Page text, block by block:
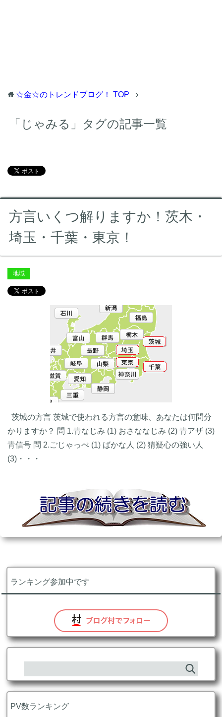
☆金☆のトレンドブログ！ TOP
「じゃみる」タグの記事一覧
方言いくつ解りますか！茨木・
埼玉・千葉・東京！
地域
茨城の方言 茨城で使われる方言の意味、あなたは何問分
かりますか？ 問 1.青なじみ (1) おさななじみ (2) 青アザ (3)
青信号 問 2.ごじゃっぺ (1) ばかな人 (2) 猜疑心の強い人
(3)・・・
ランキング参加中です
PV数ランキング